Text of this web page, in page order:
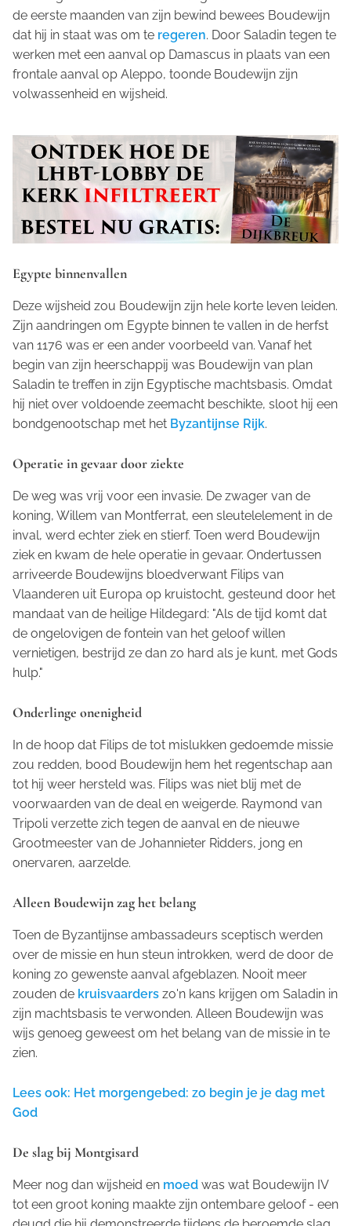
de eerste maanden van zijn bewind bewees Boudewijn
dat hij in staat was om te regeren. Door Saladin tegen te
werken met een aanval op Damascus in plaats van een
frontale aanval op Aleppo, toonde Boudewijn zijn
volwassenheid en wijsheid.
Egypte binnenvallen
Deze wijsheid zou Boudewijn zijn hele korte leven leiden.
Zijn aandringen om Egypte binnen te vallen in de herfst
van 1176 was er een ander voorbeeld van. Vanaf het
begin van zijn heerschappij was Boudewijn van plan
Saladin te treffen in zijn Egyptische machtsbasis. Omdat
hij niet over voldoende zeemacht beschikte, sloot hij een
bondgenootschap met het Byzantijnse Rijk.
Operatie in gevaar door ziekte
De weg was vrij voor een invasie. De zwager van de
koning, Willem van Montferrat, een sleutelelement in de
inval, werd echter ziek en stierf. Toen werd Boudewijn
ziek en kwam de hele operatie in gevaar. Ondertussen
arriveerde Boudewijns bloedverwant Filips van
Vlaanderen uit Europa op kruistocht, gesteund door het
mandaat van de heilige Hildegard: "Als de tijd komt dat
de ongelovigen de fontein van het geloof willen
vernietigen, bestrijd ze dan zo hard als je kunt, met Gods
hulp."
Onderlinge onenigheid
In de hoop dat Filips de tot mislukken gedoemde missie
zou redden, bood Boudewijn hem het regentschap aan
tot hij weer hersteld was. Filips was niet blij met de
voorwaarden van de deal en weigerde. Raymond van
Tripoli verzette zich tegen de aanval en de nieuwe
Grootmeester van de Johannieter Ridders, jong en
onervaren, aarzelde.
Alleen Boudewijn zag het belang
Toen de Byzantijnse ambassadeurs sceptisch werden
over de missie en hun steun introkken, werd de door de
koning zo gewenste aanval afgeblazen. Nooit meer
zouden de kruisvaarders zo'n kans krijgen om Saladin in
zijn machtsbasis te verwonden. Alleen Boudewijn was
wijs genoeg geweest om het belang van de missie in te
zien.
Lees ook: Het morgengebed: zo begin je je dag met
God
De slag bij Montgisard
Meer nog dan wijsheid en moed was wat Boudewijn IV
tot een groot koning maakte zijn ontembare geloof - een